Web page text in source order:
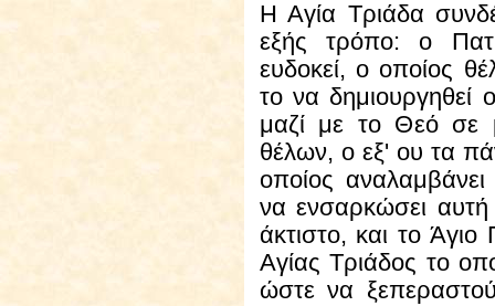
Η Αγία Τριάδα
εξής τρόπο: ο
ευδοκεί, ο οποίος
το να δημιουργηθεί
μαζί με το Θεό σε
θέλων, ο εξ' ου τα
οποίος
να ενσαρκώσει
άκτιστο, και το
Αγίας Τριάδος το
ώστε να